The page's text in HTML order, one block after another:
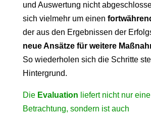
und Auswertung nicht
sich vielmehr um einen
der aus den Ergebnissen der
neue Ansätze für weitere
So wiederholen sich die Schritte
Hintergrund.
Die Evaluation liefert nicht nur
Betrachtung, sondern ist auch